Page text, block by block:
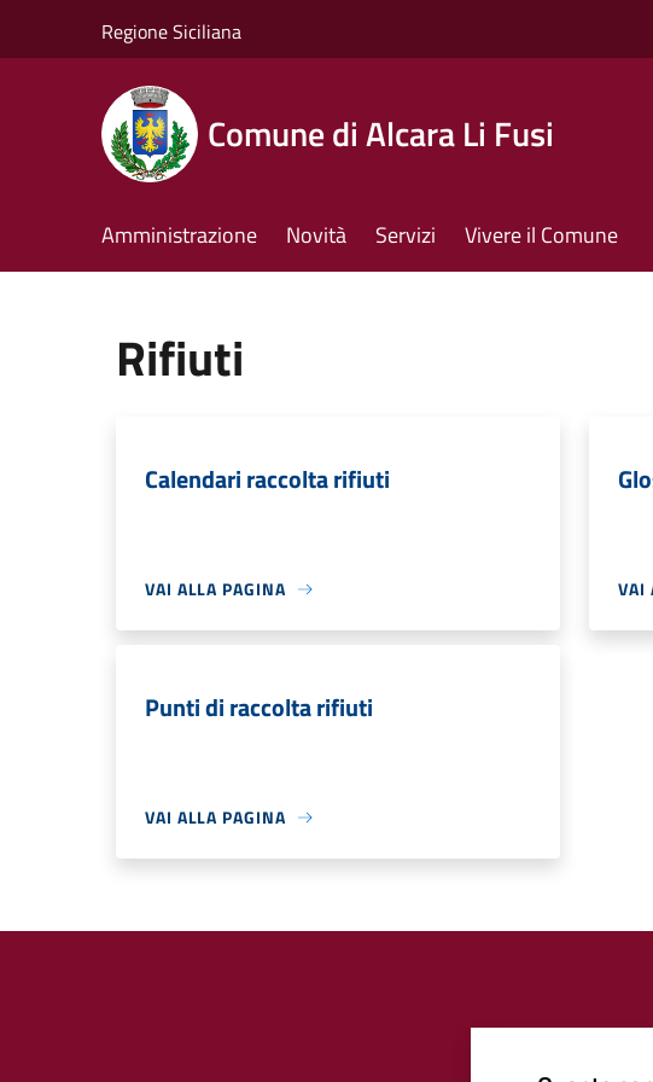
Regione Siciliana
Comune di Alcara Li Fusi
Amministrazione Novità Servizi Vivere il Comune
Rifiuti
Calendari raccolta rifiuti
VAI ALLA PAGINA VAI
Punti di raccolta rifiuti
VAI ALLA PAGINA